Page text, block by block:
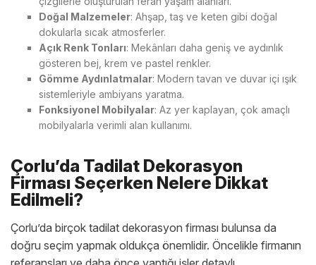
Doğal Malzemeler: Ahşap, taş ve keten gibi doğal
dokularla sıcak atmosferler.
Açık Renk Tonları: Mekânları daha geniş ve aydınlık
gösteren bej, krem ve pastel renkler.
Gömme Aydınlatmalar: Modern tavan ve duvar içi ışık
sistemleriyle ambiyans yaratma.
Fonksiyonel Mobilyalar: Az yer kaplayan, çok amaçlı
mobilyalarla verimli alan kullanımı.
Çorlu’da Tadilat Dekorasyon
Firması Seçerken Nelere Dikkat
Edilmeli?
Çorlu’da birçok tadilat dekorasyon firması bulunsa da
doğru seçim yapmak oldukça önemlidir. Öncelikle firmanın